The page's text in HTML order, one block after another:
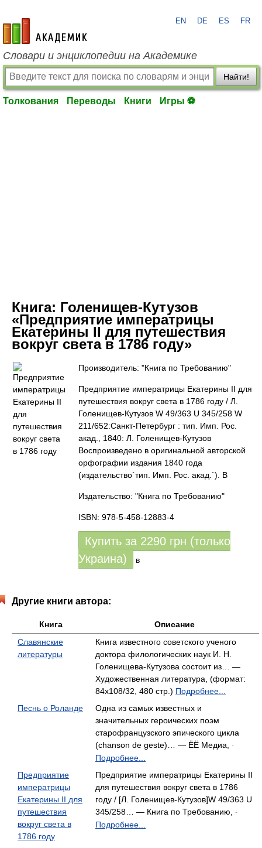
academic.ru
EN DE ES FR
Словари и энциклопедии на Академике
Найти!
Толкования Переводы Книги Игры ⚽
Книга: Голенищев-Кутузов
«Предприятие императрицы
Екатерины II для путешествия
вокруг света в 1786 году»
Производитель: "Книга по Требованию"
Предприятие императрицы Екатерины II для
путешествия вокруг света в 1786 году / Л.
Голенищев-Кутузов W 49/363 U 345/258 W
211/652:Санкт-Петербург : тип. Имп. Рос.
акад., 1840: Л. Голенищев-Кутузов
Воспроизведено в оригинальной авторской
орфографии издания 1840 года
(издательство`тип. Имп. Рос. акад.`). В
Издательство: "Книга по Требованию"
ISBN: 978-5-458-12883-4
Купить за 2290 грн (только
Украина)
в
Другие книги автора:
Книга
Описание
Славянские
литературы
Книга известного советского ученого
доктора филологических наук И. Н.
Голенищева-Кутузова состоит из… —
Художественная литература, (формат:
84x108/32, 480 стр.) Подробнее...
Песнь о Роланде
Одна из самых известных и
значительных героических поэм
старофранцузского эпического цикла
(chanson de geste)… — ЁЁ Медиа,
-
Подробнее...
Предприятие
императрицы
Екатерины II для
путешествия
вокруг света в
1786 году
Предприятие императрицы Екатерины II
для путешествия вокруг света в 1786
году / [Л. Голенищев-Кутузов]W 49/363 U
345/258… — Книга по Требованию,
-
Подробнее...